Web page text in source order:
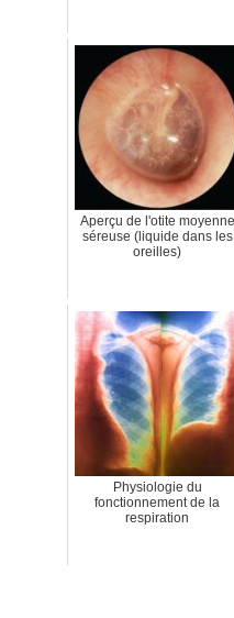
Aperçu de l'otite moyenne
séreuse (liquide dans les
oreilles)
Physiologie du
fonctionnement de la
respiration